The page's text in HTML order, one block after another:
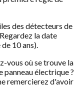
des détecteurs de
la date
10 ans).
vous où se trouve la
panneau électrique ?
remercierez d'avoir